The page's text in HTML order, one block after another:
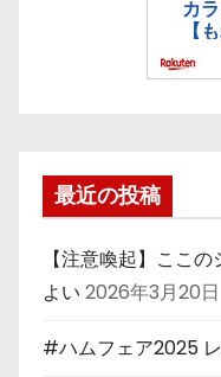
最近の投稿
【注意喚起】ここ
よい 2026年3月20日
#ハムフェア2025